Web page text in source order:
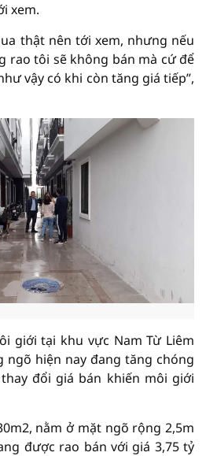
xem.
thật nên tới xem, nhưng nếu
rao tôi sẽ không bán mà cứ để
vậy có khi còn tăng giá tiếp”,
giới tại khu vực Nam Từ Liêm
ngõ hiện nay đang tăng chóng
đổi giá bán khiến môi giới
nằm ở mặt ngõ rộng 2,5m
được rao bán với giá 3,75 tỷ